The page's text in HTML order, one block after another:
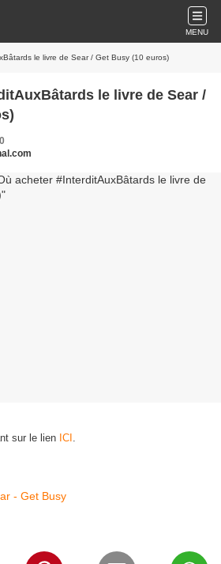
MENU
le livre de Sear / Get Busy (10 euros)
le livre de Sear /
sur le lien ICI .
- Get Busy